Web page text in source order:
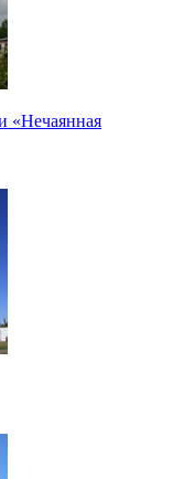
«Нечаянная